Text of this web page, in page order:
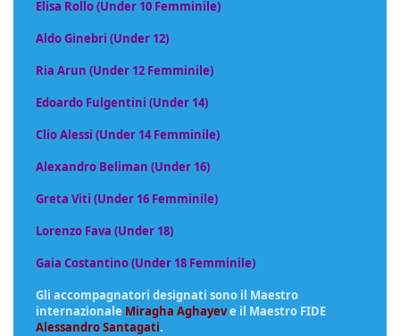
Elisa Rollo (Under 10 Femminile)
Aldo Ginebri (Under 12)
Ria Arun (Under 12 Femminile)
Edoardo Fulgentini (Under 14)
Clio Alessi (Under 14 Femminile)
Alexandro Beliman (Under 16)
Greta Viti (Under 16 Femminile)
Lorenzo Fava (Under 18)
Gaia Costantino (Under 18 Femminile)
Gli accompagnatori designati sono il Maestro
internazionale Miragha Aghayeve il Maestro FIDE
Alessandro Santagati.